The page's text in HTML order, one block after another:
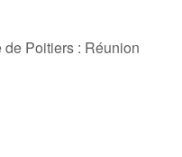
Poitiers : Réunion